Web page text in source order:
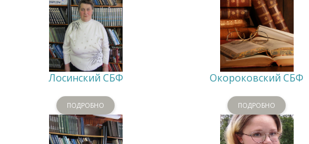
Лосинский СБФ
ПОДРОБНО
Окороковский СБФ
ПОДРОБНО